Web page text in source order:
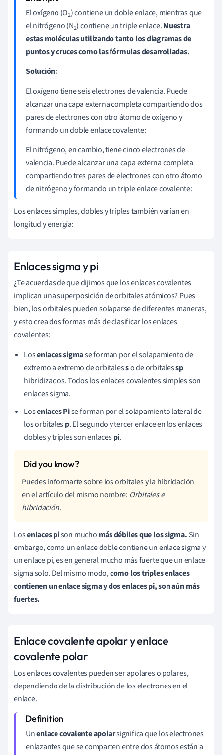
El oxígeno (O2) contiene un doble enlace, mientras que
el nitrógeno (N2) contiene un triple enlace.Muestra
estas moléculas utilizando tanto los diagramas de
puntos y cruces como las fórmulas desarrolladas.
Solución:
El oxígeno tiene seis electrones de valencia. Puede
alcanzar una capa externa completa compartiendo dos
pares de electrones con otro átomo de oxígeno y
formando un doble enlace covalente:
El nitrógeno, en cambio, tiene cinco electrones de
valencia. Puede alcanzar una capa externa completa
compartiendo tres pares de electrones con otro átomo
de nitrógeno y formando un triple enlace covalente:
Los enlaces simples, dobles y triples también varían en
longitud y energía:
Enlaces sigma y pi
¿Te acuerdas de que dijimos que los enlaces covalentes
implican una superposición de orbitales atómicos? Pues
bien, los orbitales pueden solaparse de diferentes maneras,
y esto crea dos formas más de clasificar los enlaces
covalentes:
Losenlaces sigmase forman por el solapamiento de
extremo a extremo de orbitalesso de orbitalessp
hibridizados. Todos los enlaces covalentes simples son
enlaces sigma.
Losenlaces Pise forman por el solapamiento lateral de
los orbitalesp. El segundo y tercer enlace en los enlaces
dobles y triples son enlacespi.
Puedes informarte sobre los orbitales y la hibridación
en el artículo del mismo nombre: Orbitalese
hibridación.
Losenlaces pison mucho más débiles que los sigma. Sin
embargo, como un enlace doble contiene un enlace sigma y
un enlace pi, es en general mucho más fuerte que un enlace
sigma solo. Del mismo modo,como los triples enlaces
contienen un enlace sigma y dos enlaces pi, son aún más
fuertes.
Enlace covalente apolar y enlace
covalente polar
Los enlaces covalentes pueden ser apolares o polares,
dependiendo de la distribución de los electrones en el
enlace.
Unenlace covalente apolarsignifica que los electrones
enlazantes que se comparten entre dos átomos están a